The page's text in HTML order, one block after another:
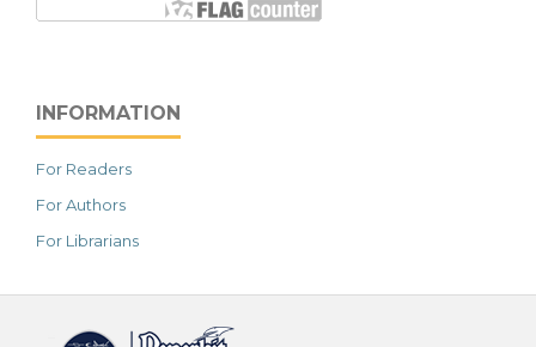
INFORMATION
For Readers
For Authors
For Librarians